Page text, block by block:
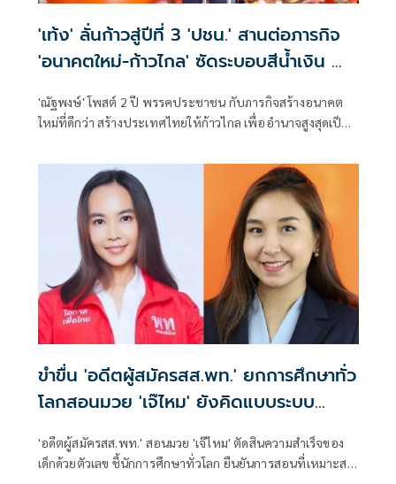
'เท้ง' ลั่นก้าวสู่ปีที่ 3 'ปชน.' สานต่อภารกิจ
'อนาคตใหม่-ก้าวไกล' ซัดระบอบสีน้ำเงิน ทำ
'ณัฐพงษ์' โพสต์ 2 ปี พรรคประชาชน กับภารกิจสร้างอนาคต
ใหม่ที่ดีกว่า สร้างประเทศไทยให้ก้าวไกล เพื่ออำนาจสูงสุดเป็น
ขำขื่น 'อดีตผู้สมัครสส.พท.' ยกการศึกษาทั่ว
โลกสอนมวย 'เจ๊ไหม' ยังคิดแบบระบบ
'อดีตผู้สมัครสส.พท.' สอนมวย 'เจ๊ไหม' ตัดสินความสำเร็จของ
เด็กด้วยตัวเลข ชี้นักการศึกษาทั่วโลก ยืนยันการสอนที่เหมาะสม